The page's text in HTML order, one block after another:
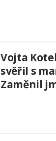
Vojta
svěřil s
Zaměnil